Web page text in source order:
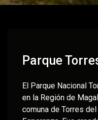
Parque
El Parque Nacional
en la Región de
comuna de Torres